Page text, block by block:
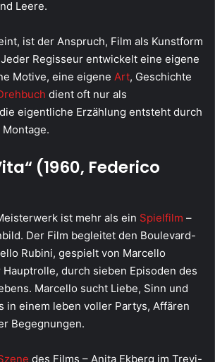
Leere.
ist der Anspruch, Film als Kunstform
Regisseur entwickelt eine eigene
Motive, eine eigene Art, Geschichte
dient oft nur als
eigentliche Erzählung entsteht durch
(1960, Federico
ist mehr als ein Spielfilm –
Der Film begleitet den Boulevard-
Rubini, gespielt von Marcello
durch sieben Episoden des
Marcello sucht Liebe, Sinn und
in einem leben voller Partys, Affären
Begegnungen.
des Films – Anita Ekberg im Trevi-